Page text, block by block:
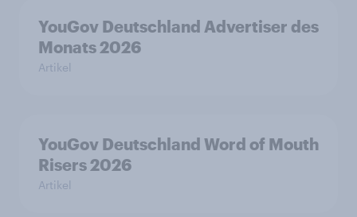
YouGov Deutschland Advertiser des
Monats 2026
Artikel
YouGov Deutschland Word of Mouth
Risers 2026
Artikel